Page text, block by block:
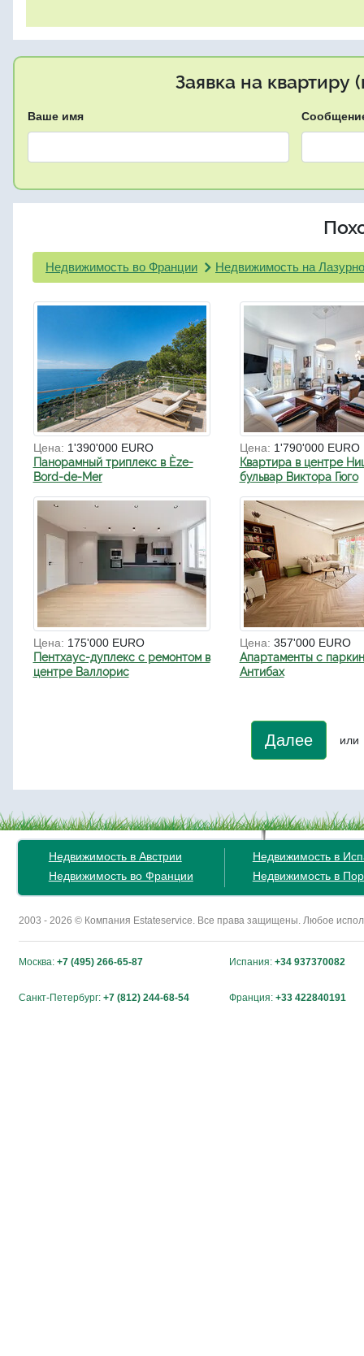
Заявка на квартиру
Ваше имя
Недвижимость во Франции Недвижимость на
Цена: 1'390'000 EURO
Панорамный триплекс в Èze-
Bord-de-Mer
Цена: 1'790'000 EURO
Квартира в центре
бульвар Виктора Гюго
Цена: 175'000 EURO
Пентхаус-дуплекс с ремонтом в
центре Валлорис
Цена: 357'000 EURO
Апартаменты с
Антибах
Далее или
Недвижимость в Австрии
Недвижимость во Франции
Недвижимость в
Недвижимость в
2003 - 2026 © Компания Estateservice. Все права защищены. Любое
Москва: +7 (495) 266-65-87 Испания: +34 937370082
Санкт-Петербург: +7 (812) 244-68-54 Франция: +33 422840191